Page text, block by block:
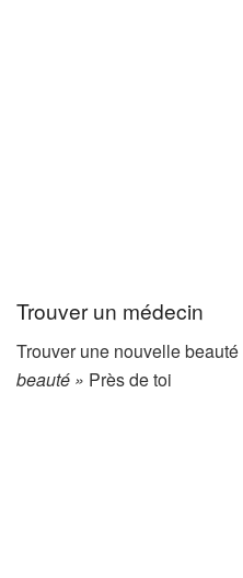
Trouver un médecin
Trouver une nouvelle beauté
beauté » Près de toi